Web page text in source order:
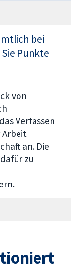
bei
Punkte
von
Verfassen
Arbeit
an. Die
zu